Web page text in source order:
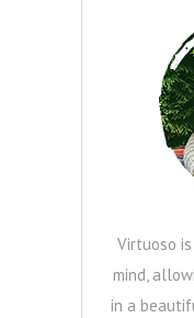
Virtuoso
mind,
in a